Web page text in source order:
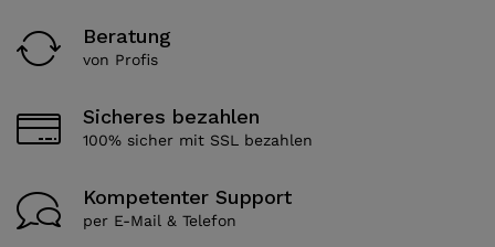
Beratung
von Profis
Sicheres bezahlen
100% sicher mit SSL bezahlen
Kompetenter Support
per E-Mail & Telefon